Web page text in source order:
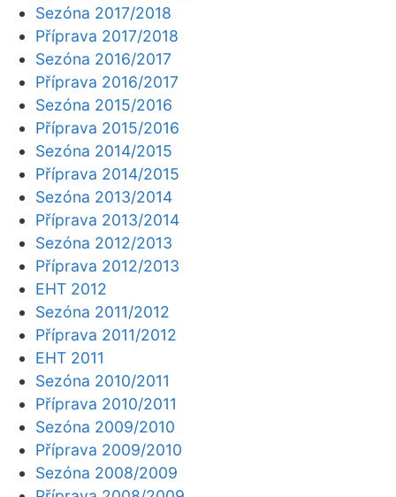
Sezóna 2017/2018
Příprava 2017/2018
Sezóna 2016/2017
Příprava 2016/2017
Sezóna 2015/2016
Příprava 2015/2016
Sezóna 2014/2015
Příprava 2014/2015
Sezóna 2013/2014
Příprava 2013/2014
Sezóna 2012/2013
Příprava 2012/2013
EHT 2012
Sezóna 2011/2012
Příprava 2011/2012
EHT 2011
Sezóna 2010/2011
Příprava 2010/2011
Sezóna 2009/2010
Příprava 2009/2010
Sezóna 2008/2009